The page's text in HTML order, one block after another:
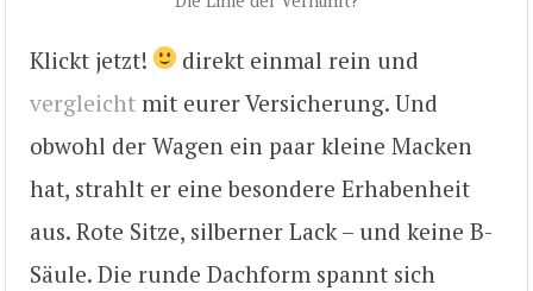
Klickt jetzt!
direkt einmal rein und
vergleicht mit eurer Versicherung. Und
obwohl der Wagen ein paar kleine Macken
hat, strahlt er eine besondere Erhabenheit
aus. Rote Sitze, silberner Lack – und keine B-
Säule. Die runde Dachform spannt sich